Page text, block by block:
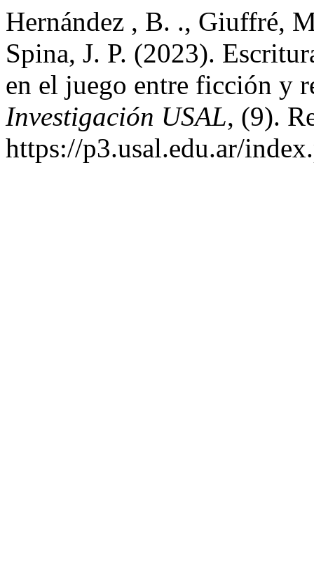
Hernández , B. ., Giuffré,
Spina, J. P. (2023).
en el juego entre ficción y
Investigación USAL, (9).
https://p3.usal.edu.ar/